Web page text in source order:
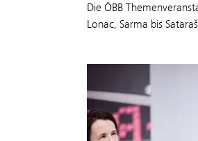
Die ÖBB
Lonac, Sarma bis